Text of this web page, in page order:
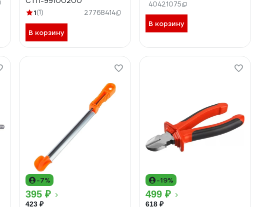
1(1) 27768414
В корзину
СТИ-63400180
40421075
В корзину
-7%
395 ₽
423 ₽
-19%
499 ₽
618 ₽